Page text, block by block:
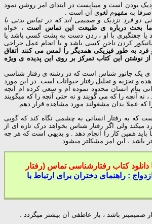
بودن است و میبایست در ابتدای امر روشن نمود
به مفهوم لغوی آن است .
دو فرد نزدیک و صمیمی اند که در تماس بدنی با
بحث درباره ی طبیعت این تماس است ، خواه
جفتگیری با او ، زدن دست به پشت کسی باشد یا
کردن ناخن کسی باشد و یا انجام عمل جراحی
فرد به طور فیزیکی همدیگر را لمس می کنند اتفاق
نوشتن این کتاب تمرکز بر روی این پدیده ی ویژه
ی یک جانور شناس است که در رشته ی رفتار شناسی
و تجزیه و تحلیل رفتار حیوانات است. در این مورد
بنام انسان محدود نموده ام و سعی کرده ام آنچه
نه آنچه را که می گویند و نه حتی آنچه را که میگویند
که عملا بدان مشغولند مورد مشاهده قرار دهم.
که به رفتار انسانی به چشمی نگاه کند که گویی
میکند ولی اگر رفتار شناس بخواهد درک تازه ای از
باید همین کار را انجام دهد . و بدیهی است که هر چه
باشد ، این امر مشکلتر میشود.
کتاب رفتارشناسی تماس (رفتار
: راهنمای دختران برای ارتباط با
صمیمیتر باشد ، بار عاطفی آن بیشتر میگردد .